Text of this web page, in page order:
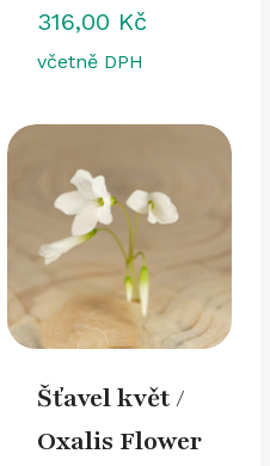
316,00 KčRozpětí
včetně DPH
Šťavel květ /
Oxalis Flower